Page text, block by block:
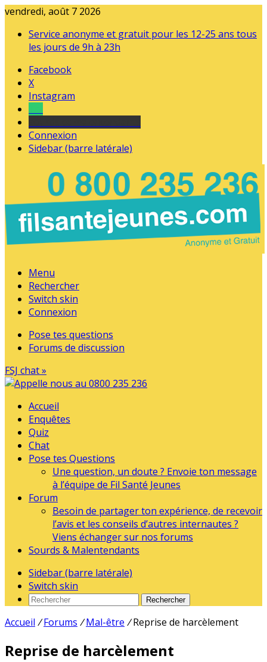
vendredi, août 7 2026
Service anonyme et gratuit pour les 12-25 ans tous
les jours de 9h à 23h
Facebook
X
Instagram
Connexion
Sidebar (barre latérale)
Menu
Rechercher
Switch skin
Connexion
Pose tes questions
Forums de discussion
FSJ chat »
Accueil
Enquêtes
Quiz
Chat
Pose tes Questions
Une question, un doute ? Envoie ton message
à l’équipe de Fil Santé Jeunes
Forum
Besoin de partager ton expérience, de recevoir
l’avis et les conseils d’autres internautes ?
Viens échanger sur nos forums
Sourds & Malentendants
Sidebar (barre latérale)
Switch skin
Rechercher
Accueil / Forums / Mal-être / Reprise de harcèlement
Reprise de harcèlement